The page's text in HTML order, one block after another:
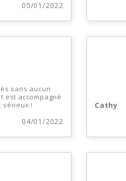
05/01/2022
sans aucun
est accompagné
!
04/01/2022
Cathy